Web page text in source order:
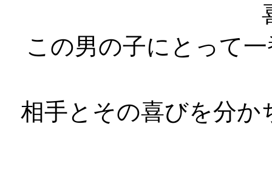
この男の子にとって
相手とその喜びを分